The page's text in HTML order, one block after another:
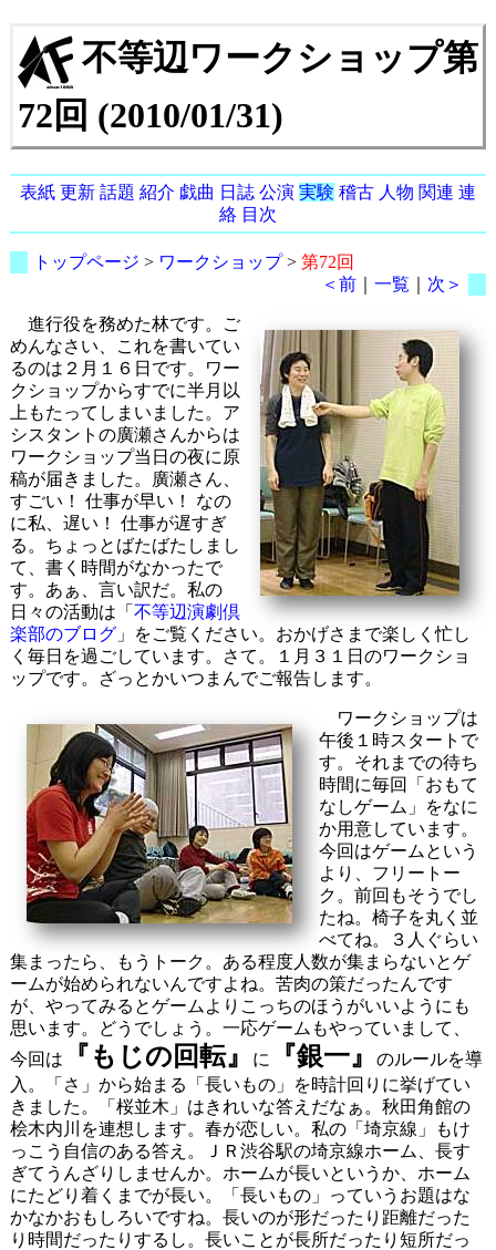
不等辺ワークショップ第
72回 (2010/01/31)
表紙 更新 話題 紹介 戯曲 日誌 公演 実験 稽古 人物 関連 連
絡 目次
トップページ > ワークショップ> 第72回
＜前 ｜一覧 次＞
進行役を務めた林です。ご
めんなさい、これを書いてい
るのは２月１６日です。ワー
クショップからすでに半月以
上もたってしまいました。ア
シスタントの廣瀬さんからは
ワークショップ当日の夜に原
稿が届きました。廣瀬さん、
すごい！ 仕事が早い！ なの
に私、遅い！ 仕事が遅すぎ
る。ちょっとばたばたしまし
て、書く時間がなかったで
す。あぁ、言い訳だ。私の
日々の活動は「 不等辺演劇倶
楽部のブログ」をご覧ください。おかげさまで楽しく忙し
く毎日を過ごしています。さて。１月３１日のワークショ
ップです。ざっとかいつまんでご報告します。
ワークショップは
午後１時スタートで
す。それまでの待ち
時間に毎回「おもて
なしゲーム」をなに
か用意しています。
今回はゲームという
より、フリートー
ク。前回もそうでし
たね。椅子を丸く並
べてね。３人ぐらい
集まったら、もうトーク。ある程度人数が集まらないとゲ
ームが始められないんですよね。苦肉の策だったんです
が、やってみるとゲームよりこっちのほうがいいようにも
思います。どうでしょう。一応ゲームもやっていまして、
今回は
『もじの回転』 に 『銀一』
のルールを導
入。「さ」から始まる「長いもの」を時計回りに挙げてい
きました。「桜並木」はきれいな答えだなぁ。秋田角館の
桧木内川を連想します。春が恋しい。私の「埼京線」もけ
っこう自信のある答え。ＪＲ渋谷駅の埼京線ホーム、長す
ぎてうんざりしませんか。ホームが長いというか、ホーム
にたどり着くまでが長い。「長いもの」っていうお題はな
かなかおもしろいですね。長いのが形だったり距離だった
り時間だったりするし。長いことが長所だったり短所だっ